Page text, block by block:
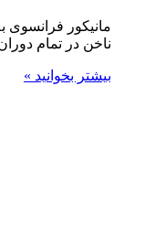
مانیکور فرانسوی
ناخن در تمام
بیشتر بخوانید »